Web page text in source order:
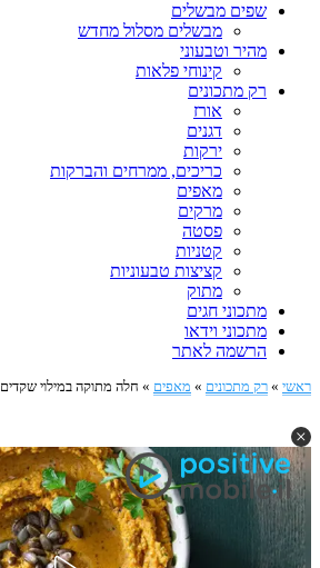
שפים מבשלים
מבשלים מסלול מחדש
מהיר וטבעוני
קינוחי פלאות
רק מתכונים
אורז
דגנים
ירקות
כריכים, ממרחים והברקות
מאפים
מרקים
פסטה
קטניות
קציצות טבעוניות
מתוק
מתכוני חגים
מתכוני וידאו
הרשמה לאתר
ראשי » רק מתכונים » מאפים » חלה מתוקה במילוי שקדים